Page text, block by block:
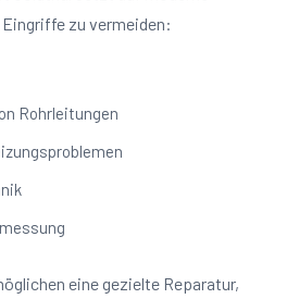
zu vermeiden:
Rohrleitungen
eine gezielte Reparatur,